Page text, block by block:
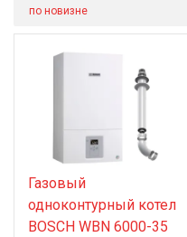
по новизне
Газовый
одноконтурный котел
BOSCH WBN 6000-35